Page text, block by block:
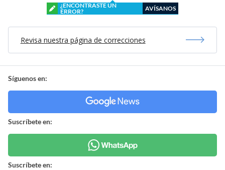
¿ENCONTRASTE UN
ERROR?
AVÍSANOS
Revisa nuestra página de correcciones
Síguenos en:
Suscríbete en:
Suscríbete en: